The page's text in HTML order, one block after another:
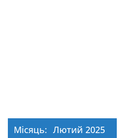
Місяць: Лютий 2025